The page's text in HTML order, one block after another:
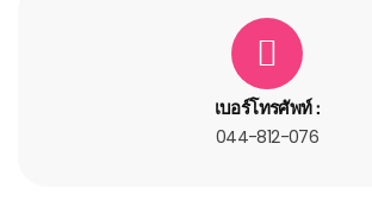
เบอร์โทรศัพท์ :
044-812-076